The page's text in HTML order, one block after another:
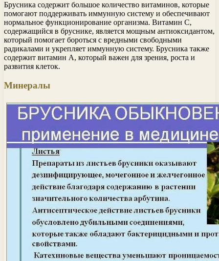
Брусника содержит большое количество витаминов, которые
помогают поддерживать иммунную систему и обеспечивают
нормальное функционирование организма. Витамин С,
содержащийся в бруснике, является мощным антиоксидантом,
который помогает бороться с вредными свободными
радикалами и укрепляет иммунную систему. Брусника также
содержит витамин А, который важен для зрения, роста и
развития клеток.
Минералы